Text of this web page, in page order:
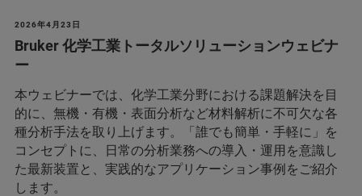
2026年4月23日
Bruker 化学工業トータルソリューションウェビナ
ー
本ウェビナーでは、化学工業分野における課題解決を目
的に、無機・有機・表面分析など材料解析に不可欠な各
種分析手法を取り上げます。「誰でも簡単・手軽に」を
コンセプトに、日常の分析業務への導入・運用を意識し
た最新装置と、実践的なアプリケーション事例をご紹介
します。